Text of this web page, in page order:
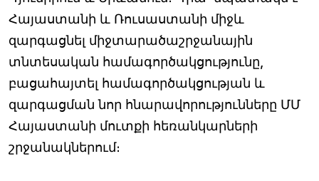
Հայաստանի և Ռուսաստանի միջև
զարգացնել միջտարածաշրջանային
տնտեսական համագործակցությունը,
բացահայտել համագործակցության և
զարգացման նոր հնարավորությունները ՄՄ
Հայաստանի մուտքի հեռանկարների
շրջանակներում։